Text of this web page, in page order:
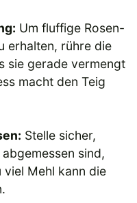
Um fluffige Rosen-
erhalten, rühre die
sie gerade vermengt
macht den Teig
Stelle sicher,
sind,
viel Mehl kann die